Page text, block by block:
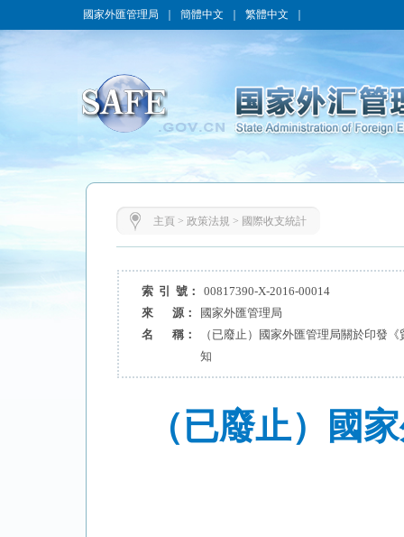
國家外匯管理局 簡體中文 繁體中文
主頁 > 政策法規 > 國際收支統計
索 引 號：
00817390-X-2016-00014
來 源：
國家外匯管理局
名 稱：
（已廢止）國家外匯管理局關於印發
知
（已廢止）國